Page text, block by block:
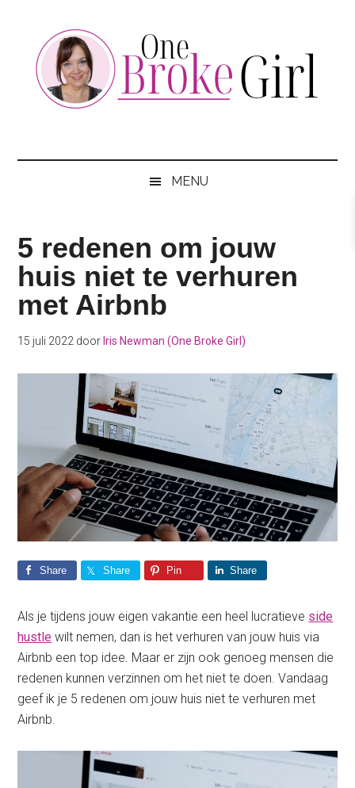
content
secondary
MENU
5 redenen om jouw
huis niet te verhuren
met Airbnb
15 juli 2022 door Iris Newman (One Broke Girl)
Share Share Pin Share
Als je tijdens jouw eigen vakantie een heel lucratieve side
hustle wilt nemen, dan is het verhuren van jouw huis via
Airbnb een top idee. Maar er zijn ook genoeg mensen die
redenen kunnen verzinnen om het niet te doen. Vandaag
geef ik je 5 redenen om jouw huis niet te verhuren met
Airbnb.